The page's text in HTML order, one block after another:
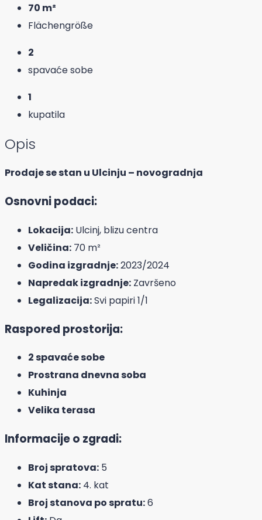
70 m²
Flächengröße
2
spavaće sobe
1
kupatila
Opis
Prodaje se stan u Ulcinju – novogradnja
Osnovni podaci:
Lokacija: Ulcinj, blizu centra
Veličina: 70 m²
Godina izgradnje:2023/2024
Napredak izgradnje: Završeno
Legalizacija:Svi papiri 1/1
Raspored prostorija:
2 spavaće sobe
Prostrana dnevna soba
Kuhinja
Velika terasa
Informacije o zgradi:
Broj spratova: 5
Kat stana: 4. kat
Broj stanova po spratu:6